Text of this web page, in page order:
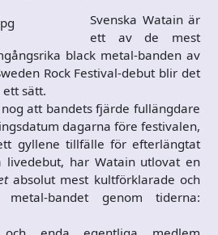
Svenska Watain är
ett av de mest
black metal-banden av
Rock Festival-debut blir det
sätt.
att bandets fjärde fullängdare
dagarna före festivalen,
gyllene tillfälle för efterlängtat
har Watain utlovat en
absolut mest kultförklarade och
metal-bandet genom tiderna: